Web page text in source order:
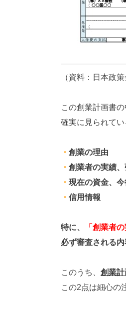
（資料：日本政
この創業計画書
確実に見られてい
・ 創業の理由
・ 創業者の実績
・ 現在の資金、
・ 信用情報
特に、 「創業者の
必ず審査される内
このうち、 創業計
この2点は細心の